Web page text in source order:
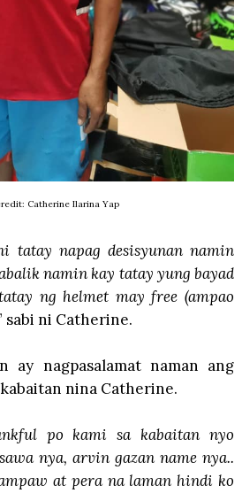
Catherine Ilarina Yap
tatay napag desisyunan namin
namin kay tatay yung bayad
ng helmet may free (ampao
sabi ni Catherine.
ay nagpasalamat naman ang
nina Catherine.
po kami sa kabaitan nyo
nya, arvin gazan name nya..
at pera na laman hindi ko